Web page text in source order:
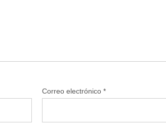
Correo electrónico *